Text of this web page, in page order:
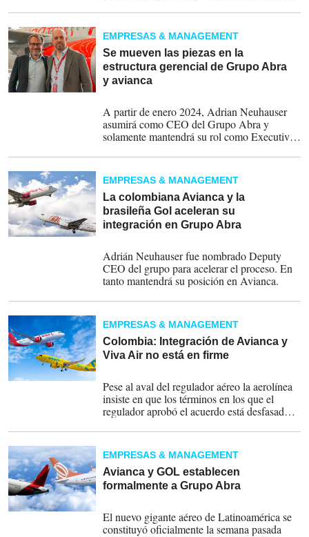
Grupo.
EMPRESAS & MANAGEMENT
Se mueven las piezas en la
estructura gerencial de Grupo Abra
y avianca
A partir de enero 2024, Adrian Neuhauser
asumirá como CEO del Grupo Abra y
solamente mantendrá su rol como Executive
línea aérea colombiana. Por su parte,
Constantino de Oliveira Junior dejará el
cargo de director ejecutivo del Grupo Abra y
pasará a un nuevo rol como presidente
ejecutivo del consejo de administración de la
empresa.
EMPRESAS & MANAGEMENT
La colombiana Avianca y la
brasileña Gol aceleran su
integración en Grupo Abra
Adrián Neuhauser fue nombrado Deputy
CEO del grupo para acelerar el proceso. En
tanto mantendrá su posición en Avianca.
EMPRESAS & MANAGEMENT
Colombia: Integración de Avianca y
Viva Air no está en firme
Pese al aval del regulador aéreo la aerolínea
insiste en que los términos en los que el
regulador aprobó el acuerdo está desfasado
aerolínea tiene la mitad del tamaño que tenía
cuando se hizo la solicitud.
EMPRESAS & MANAGEMENT
Avianca y GOL establecen
formalmente a Grupo Abra
El nuevo gigante aéreo de Latinoamérica se
constituyó oficialmente la semana pasada